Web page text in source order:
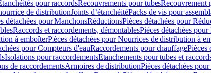
pour raccordsRecouvrements pour tubesRecouvrement
de distributionJoints d’étanchéitéPacks de vis pour
détachées pour ManchonsRéductionsPièces détachées pour
Raccords et raccordements, démontablesPièces détachées
à emboîterPièces détachées pour Nourrices de distribution à
pour Compteurs d'eauRaccordements pour chauffagePièces
Isolations pour raccordementsEtanchements pour tubes et
de raccordementsArmoires de distributionPièces détachées